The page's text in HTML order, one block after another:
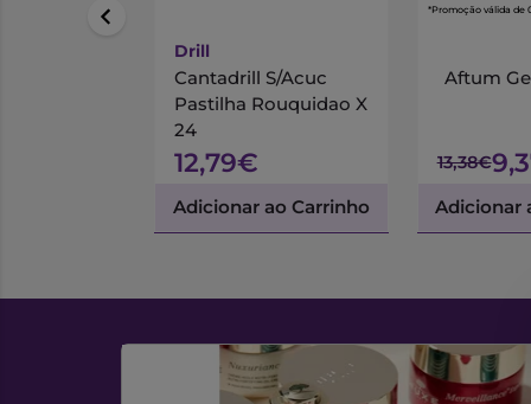
Drill
Cantadrill S/Acuc
Pastilha Rouquidao X
24
12,79€
Adicionar ao Carrinho
*Promoção válida de
Aftum
13,38€
Adicionar